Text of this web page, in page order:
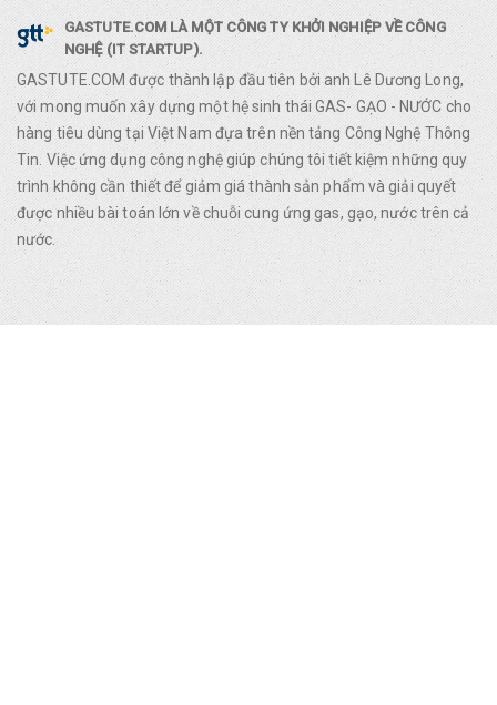
GASTUTE.COM LÀ MỘT CÔNG TY KHỞI NGHIỆP VỀ CÔNG
NGHỆ (IT STARTUP).
GASTUTE.COM được thành lập đầu tiên bởi anh Lê Dương Long,
với mong muốn xây dựng một hệ sinh thái GAS- GẠO - NƯỚC cho
hàng tiêu dùng tại Việt Nam đựa trên nền tảng Công Nghệ Thông
Tin. Việc ứng dụng công nghệ giúp chúng tôi tiết kiệm những quy
trình không cần thiết để giảm giá thành sản phẩm và giải quyết
được nhiều bài toán lớn về chuỗi cung ứng gas, gạo, nước trên cả
nước.